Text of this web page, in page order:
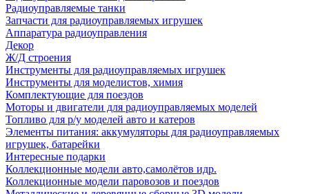
Радиоуправляемые танки
Запчасти для радиоуправляемых игрушек
Аппаратура радиоуправления
Декор
Ж/Д строения
Инструменты для радиоуправляемых игрушек
Инструменты для моделистов, химия
Комплектующие для поездов
Моторы и двигатели для радиоуправляемых моделей
Топливо для р/у моделей авто и катеров
Элементы питания: аккумуляторы для радиоуправляемых
игрушек, батарейки
Интересные подарки
Коллекционные модели авто,самолётов идр.
Коллекционные модели паровозов и поездов